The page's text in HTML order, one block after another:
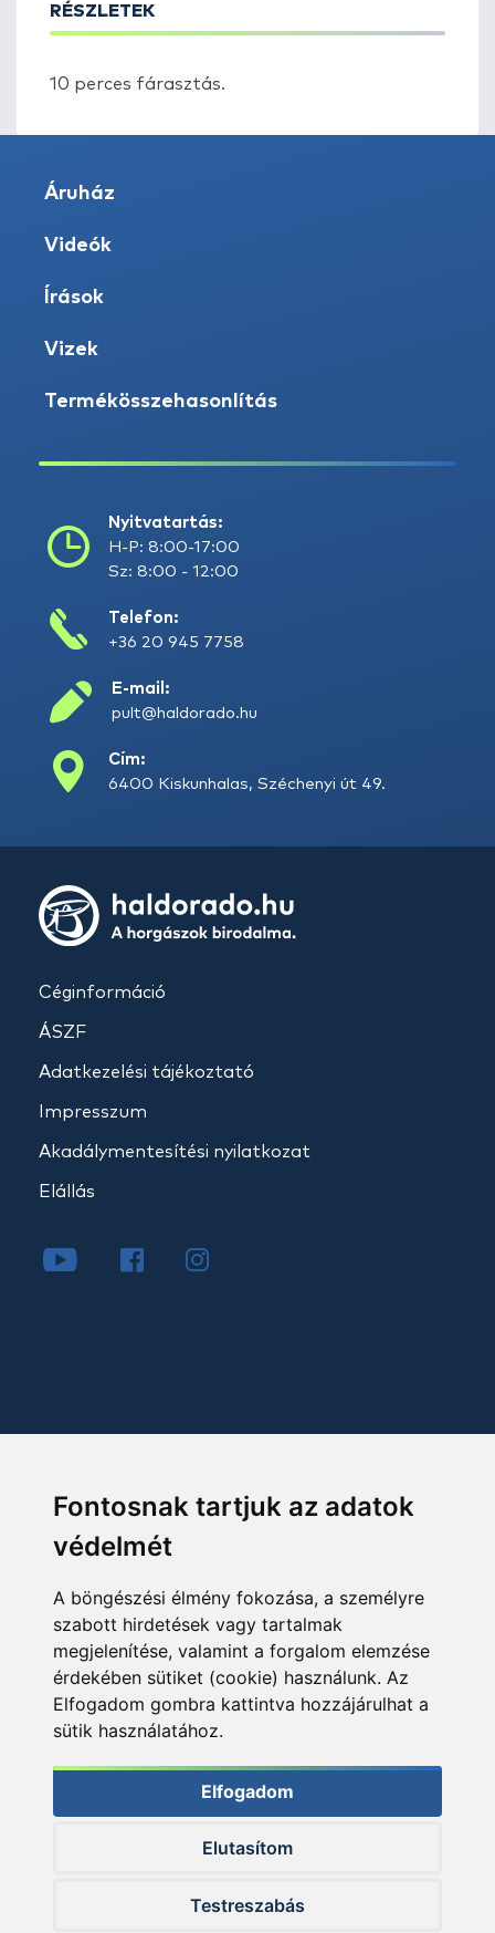
Fontosnak tartjuk az adatok
védelmét
A böngészési élmény fokozása, a személyre
szabott hirdetések vagy tartalmak
megjelenítése, valamint a forgalom elemzése
érdekében sütiket (cookie) használunk. Az
Elfogadom gombra kattintva hozzájárulhat a
sütik használatához.
Elfogadom
Elutasítom
Testreszabás
RÉSZLETEK
10 perces fárasztás.
Áruház
Videók
Írások
Vizek
Termékösszehasonlítás
Nyitvatartás:
H-P: 8:00-17:00
Sz: 8:00 - 12:00
Telefon:
+36 20 945 7758
E-mail:
pult@haldorado.hu
Cím:
6400 Kiskunhalas, Széchenyi út 49.
Céginformáció
ÁSZF
Adatkezelési tájékoztató
Impresszum
Akadálymentesítési nyilatkozat
Elállás